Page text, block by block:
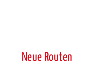
Neue Routen